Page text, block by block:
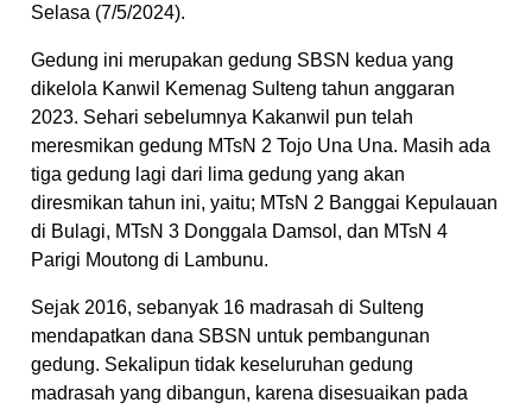
Selasa (7/5/2024).
Gedung ini merupakan gedung SBSN kedua yang
dikelola Kanwil Kemenag Sulteng tahun anggaran
2023. Sehari sebelumnya Kakanwil pun telah
meresmikan gedung MTsN 2 Tojo Una Una. Masih ada
tiga gedung lagi dari lima gedung yang akan
diresmikan tahun ini, yaitu; MTsN 2 Banggai Kepulauan
di Bulagi, MTsN 3 Donggala Damsol, dan MTsN 4
Parigi Moutong di Lambunu.
Sejak 2016, sebanyak 16 madrasah di Sulteng
mendapatkan dana SBSN untuk pembangunan
gedung. Sekalipun tidak keseluruhan gedung
madrasah yang dibangun, karena disesuaikan pada